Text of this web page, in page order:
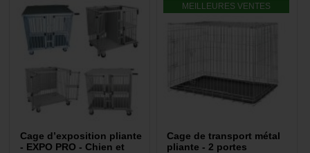
Cage d’exposition pliante
- EXPO PRO - Chien et
MEILLEURES VENTES
Cage de transport métal
pliante - 2 portes